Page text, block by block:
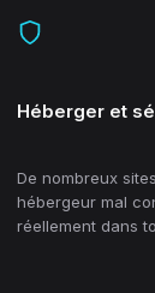
Héberger et
De nombreux
hébergeur mal
réellement dans